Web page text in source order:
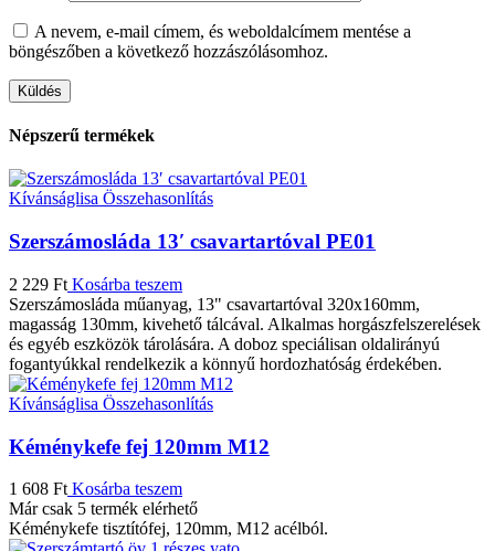
A nevem, e-mail címem, és weboldalcímem mentése a
böngészőben a következő hozzászólásomhoz.
Népszerű termékek
Kívánságlisa Összehasonlítás
Szerszámosláda 13′ csavartartóval PE01
2 229 Ft Kosárba teszem
Szerszámosláda műanyag, 13" csavartartóval 320x160mm,
magasság 130mm, kivehető tálcával. Alkalmas horgászfelszerelések
és egyéb eszközök tárolására. A doboz speciálisan oldalirányú
fogantyúkkal rendelkezik a könnyű hordozhatóság érdekében.
Kívánságlisa Összehasonlítás
Kéménykefe fej 120mm M12
1 608 Ft Kosárba teszem
Már csak 5 termék elérhető
Kéménykefe tisztítófej, 120mm, M12 acélból.